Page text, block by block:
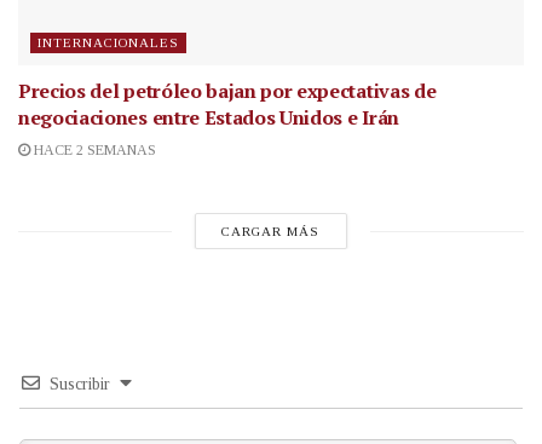
INTERNACIONALES
Precios del petróleo bajan por expectativas de
negociaciones entre Estados Unidos e Irán
HACE 2 SEMANAS
CARGAR MÁS
Suscribir